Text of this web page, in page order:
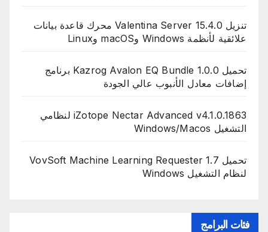
تنزيل Valentina Server 15.4.0 محرك قاعدة بيانات
علائقية لأنظمة Windows وmacOS وLinux
تحميل Kazrog Avalon EQ Bundle 1.0.0 برنامج
إضافات معادل الأنبوب عالي الجودة
iZotope Nectar Advanced v4.1.0.1863 لنظامي
التشغيل Windows/Macos
تحميل VovSoft Machine Learning Requester 1.7
لنظام التشغيل Windows
فئات البرامج